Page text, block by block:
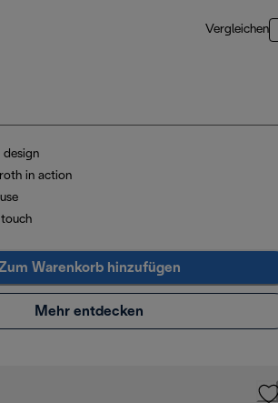
Vergleichen
design
in action
Warenkorb hinzufügen
Mehr entdecken